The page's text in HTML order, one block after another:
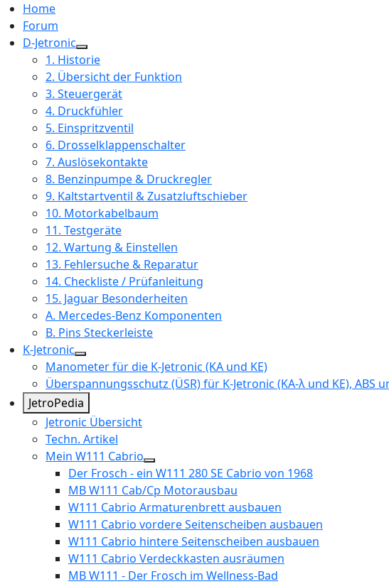
Home
Forum
D-Jetronic
1. Historie
2. Übersicht der Funktion
3. Steuergerät
4. Druckfühler
5. Einspritzventil
6. Drosselklappenschalter
7. Auslösekontakte
8. Benzinpumpe & Druckregler
9. Kaltstartventil & Zusatzluftschieber
10. Motorkabelbaum
11. Testgeräte
12. Wartung & Einstellen
13. Fehlersuche & Reparatur
14. Checkliste / Prüfanleitung
15. Jaguar Besonderheiten
A. Mercedes-Benz Komponenten
B. Pins Steckerleiste
K-Jetronic
Manometer für die K-Jetronic (KA und KE)
Überspannungsschutz (ÜSR) für K-Jetronic (KA-λ und KE), ABS
JetroPedia
Jetronic Übersicht
Techn. Artikel
Mein W111 Cabrio
Der Frosch - ein W111 280 SE Cabrio von 1968
MB W111 Cab/Cp Motorausbau
W111 Cabrio Armaturenbrett ausbauen
W111 Cabrio vordere Seitenscheiben ausbauen
W111 Cabrio hintere Seitenscheiben ausbauen
W111 Cabrio Verdeckkasten ausräumen
MB W111 - Der Frosch im Wellness-Bad